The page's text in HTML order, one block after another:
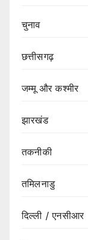
चुनाव
छत्तीसगढ़
जम्मू और कश्मीर
झारखंड
तकनीकी
तमिलनाडु
दिल्ली / एनसीआर